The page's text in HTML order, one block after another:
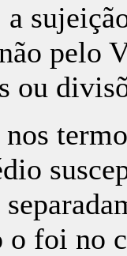
a
pelo
ou
termos
foi no